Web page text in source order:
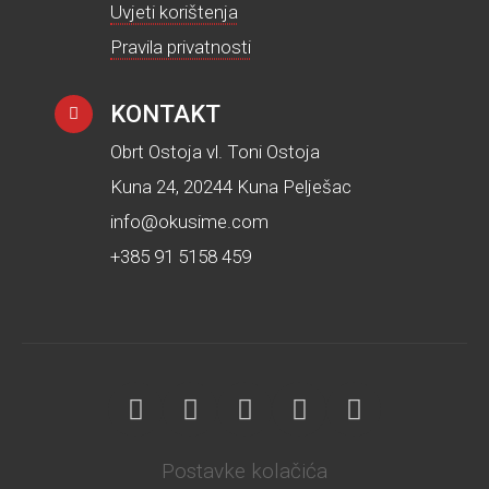
Uvjeti korištenja
Pravila privatnosti
KONTAKT
Obrt Ostoja vl. Toni Ostoja
Kuna 24, 20244 Kuna Pelješac
info@okusime.com
+385 91 5158 459
Postavke kolačića